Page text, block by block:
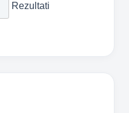
Rezultati